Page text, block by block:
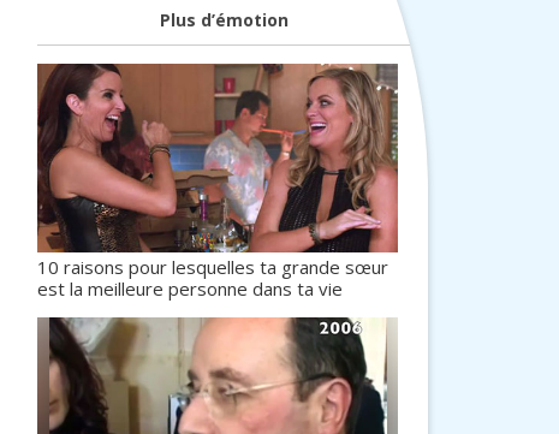
Plus d’émotion
10 raisons pour lesquelles ta grande sœur
est la meilleure personne dans ta vie